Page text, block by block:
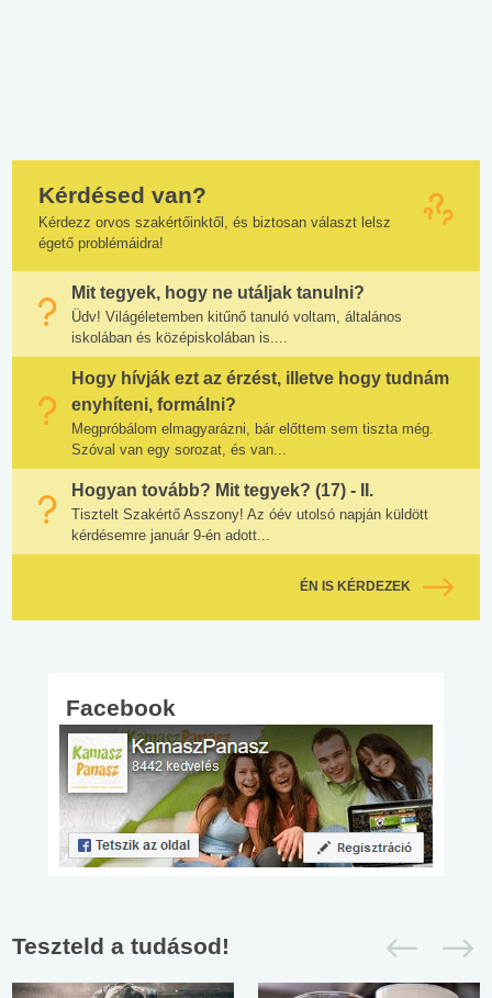
Kérdésed van?
Kérdezz orvos szakértőinktől, és biztosan választ lelsz
égető problémáidra!
Mit tegyek, hogy ne utáljak tanulni?
Üdv! Világéletemben kitűnő tanuló voltam, általános
iskolában és középiskolában is....
Hogy hívják ezt az érzést, illetve hogy tudnám
enyhíteni, formálni?
Megpróbálom elmagyarázni, bár előttem sem tiszta még.
Szóval van egy sorozat, és van...
Hogyan tovább? Mit tegyek? (17) - II.
Tisztelt Szakértő Asszony! Az óév utolsó napján küldött
kérdésemre január 9-én adott...
ÉN IS KÉRDEZEK
Facebook
Teszteld a tudásod!